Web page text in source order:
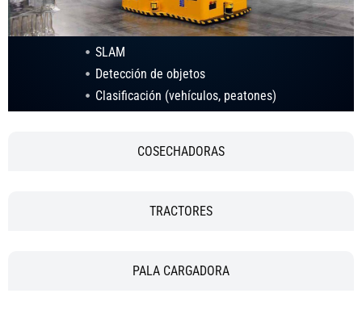
COSECHADORAS
TRACTORES
PALA CARGADORA
SLAM
Detección de objetos
Clasificación (vehículos, peatones)